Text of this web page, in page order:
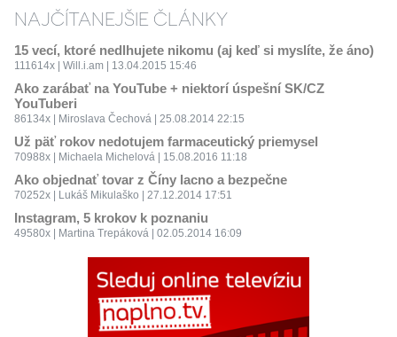
NAJČÍTANEJŠIE ČLÁNKY
15 vecí, ktoré nedlhujete nikomu (aj keď si myslíte, že áno)
111614x | Will.i.am | 13.04.2015 15:46
Ako zarábať na YouTube + niektorí úspešní SK/CZ
YouTuberi
86134x | Miroslava Čechová | 25.08.2014 22:15
Už päť rokov nedotujem farmaceutický priemysel
70988x | Michaela Michelová | 15.08.2016 11:18
Ako objednať tovar z Číny lacno a bezpečne
70252x | Lukáš Mikulaško | 27.12.2014 17:51
Instagram, 5 krokov k poznaniu
49580x | Martina Trepáková | 02.05.2014 16:09